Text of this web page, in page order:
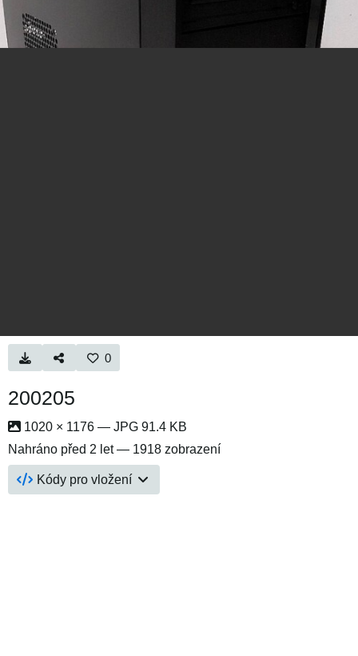
0
200205
1020 × 1176 — JPG 91.4 KB
Nahráno před 2 let— 1918 zobrazení
Kódy pro vložení